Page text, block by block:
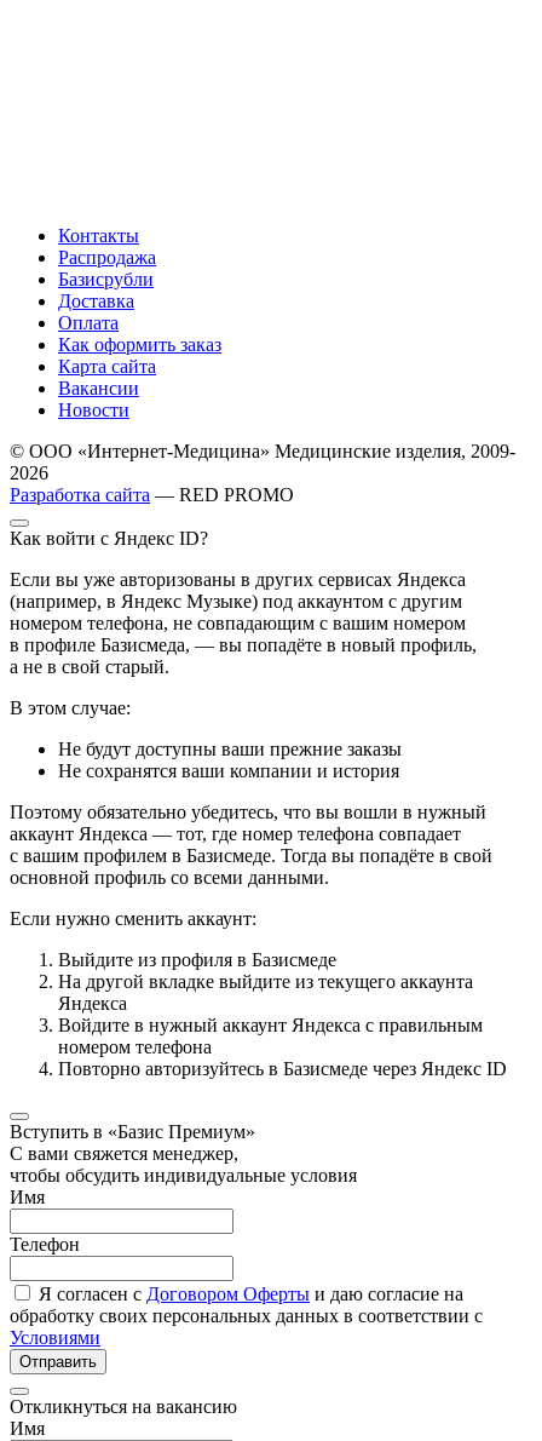
Контакты
Распродажа
Базисрубли
Доставка
Оплата
Как оформить заказ
Карта сайта
Вакансии
Новости
© ООО «Интернет-Медицина» Медицинские изделия, 2009-
2026
Разработка сайта — RED PROMO
Как войти с Яндекс ID?
Если вы уже авторизованы в других сервисах Яндекса
(например, в Яндекс Музыке) под аккаунтом с другим
номером телефона, не совпадающим с вашим номером
в профиле Базисмеда, — вы попадёте в новый профиль,
а не в свой старый.
В этом случае:
Не будут доступны ваши прежние заказы
Не сохранятся ваши компании и история
Поэтому обязательно убедитесь, что вы вошли в нужный
аккаунт Яндекса — тот, где номер телефона совпадает
с вашим профилем в Базисмеде. Тогда вы попадёте в свой
основной профиль со всеми данными.
Если нужно сменить аккаунт:
Выйдите из профиля в Базисмеде
На другой вкладке выйдите из текущего аккаунта
Яндекса
Войдите в нужный аккаунт Яндекса с правильным
номером телефона
Повторно авторизуйтесь в Базисмеде через Яндекс ID
Вступить в «Базис Премиум»
С вами свяжется менеджер,
чтобы обсудить индивидуальные условия
Имя
Телефон
Я согласен с Договором Оферты и даю согласие на
обработку своих персональных данных в соответствии с
Условиями
Отправить
Откликнуться на вакансию
Имя